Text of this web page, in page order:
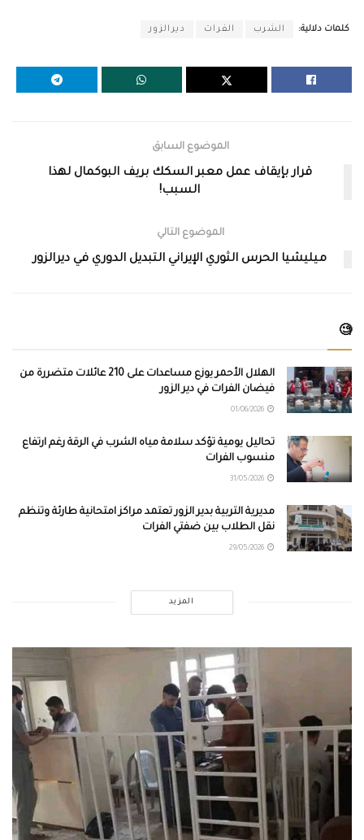
كلمات دلالية: الشرب الفرات ديرالزور
الموضوع السابق
قرار بإيقاف عمل معبر السكك بريف البوكمال لهذا
السبب!
الموضوع التالي
ميليشيا الحرس الثوري الإيراني التبديل الدوري في ديرالزور
🧐
الهلال الأحمر يوزع مساعدات على 210 عائلات متضررة من
فيضان الفرات في دير الزور
تحاليل يومية تؤكد سلامة مياه الشرب في الرقة رغم ارتفاع
منسوب الفرات
مديرية التربية بدير الزور تعتمد مراكز امتحانية طارئة وتنظم
نقل الطلاب بين ضفتي الفرات
المزيد